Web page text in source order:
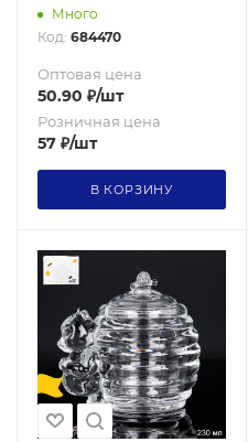
Много
Код: 684470
Оптовая цена
50.90 ₽/шт
Розничная цена
57 ₽/шт
В КОРЗИНУ